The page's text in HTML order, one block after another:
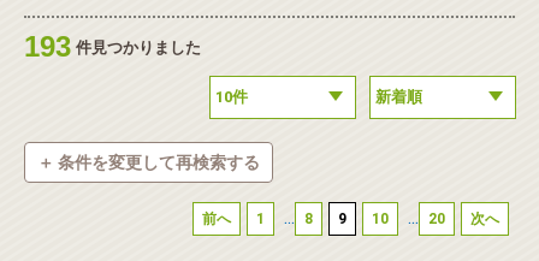
193 件見つかりました
＋ 条件を変更して再検索する
中古一戸建 中古マンション
前へ 1 ... 8 9 10 ... 20 次へ